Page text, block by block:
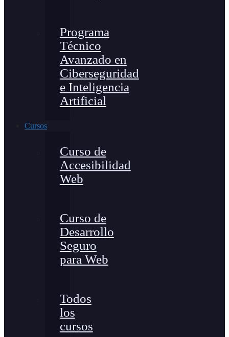
Programa
Técnico
Avanzado en
Ciberseguridad
e Inteligencia
Artificial
Cursos
Curso de
Accesibilidad
Web
Curso de
Desarrollo
Seguro
para Web
Todos
los
cursos